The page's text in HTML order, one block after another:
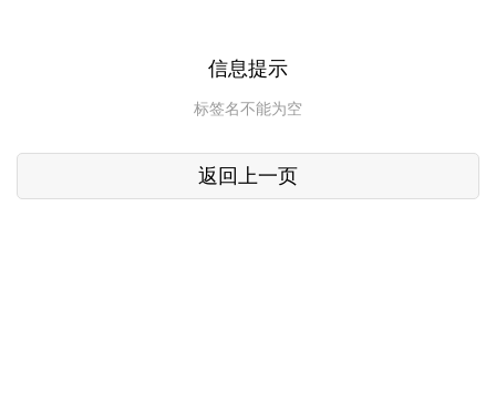
信息提示
标签名不能为空
返回上一页